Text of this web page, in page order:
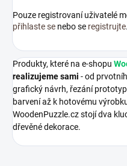
Pouze registrovaní uživatelé
přihlaste se nebo se registrujte.
Produkty, které na e-shopu
realizujeme sami - od
grafický návrh, řezání
barvení až k hotovému
WoodenPuzzle.cz stojí dva
dřevěné dekorace.